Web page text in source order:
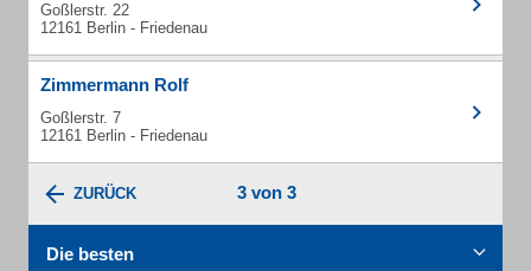
Goßlerstr. 22
12161 Berlin - Friedenau
Zimmermann Rolf
Goßlerstr. 7
12161 Berlin - Friedenau
ZURÜCK 3 von 3
Die besten